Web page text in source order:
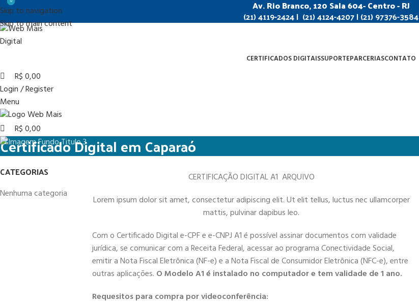
Skip to navigation
Skip to main content
Av. Rio Branco, 120 Sala 604- Centro - RJ
(21) 4119-2424 | (21) 4124-4207 | (21) 97376-3584
CERTIFICADOS DIGITAISSUPORTEPARCERIASCONTATO
R$0,00
Login / Register
Menu
R$0,00
Certificado Digital em Caparaó
CATEGORIAS
Nenhuma categoria
CERTIFICAÇÃO DIGITAL A1 ARQUIVO
Lorem ipsum dolor sit amet, consectetur adipiscing elit. Ut elit tellus, luctus nec ullamcorper
mattis, pulvinar dapibus leo.
Com o Certificado Digital e-CPF e e-CNPJ A1 é possível assinar documentos com validade
jurídica, se comunicar com a Receita Federal, acessar ao programa Conectividade Social,
emitir a Nota Fiscal Eletrônica (NF-e) e a Nota Fiscal de Consumidor Eletrônica (NFC-e), entre
outras aplicações. O Modelo A1 é instalado no computador e tem validade de 1 ano.
Requesitos para compra por videoconferência: